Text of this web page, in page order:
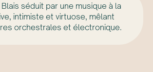
Blais séduit par une musique à la
intimiste et virtuose, mêlant
orchestrales et électronique.